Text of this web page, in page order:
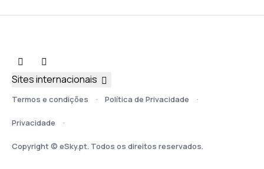
Termos e condições Política de Privacidade
Privacidade
Copyright © eSky.pt. Todos os direitos reservados.
Sites internacionais